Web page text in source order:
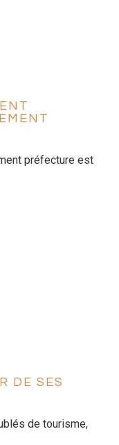
préfecture est
DE SES
de tourisme,